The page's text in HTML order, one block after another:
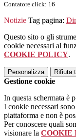
Contatore click: 16
Notizie Tag pagina:
Questo sito o gli
cookie necessari al
COOKIE POLICY.
Personalizza Rifiuta
Gestione cookie
In questa schermata è
I cookie necessari
piattaforma e non è
Per conoscere quali
visionare la COOKIE